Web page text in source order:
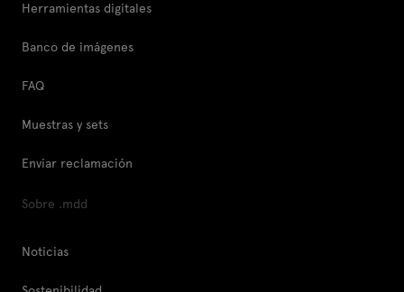
Herramientas digitales
Banco de imágenes
FAQ
Muestras y sets
Enviar reclamación
Sobre .mdd
Noticias